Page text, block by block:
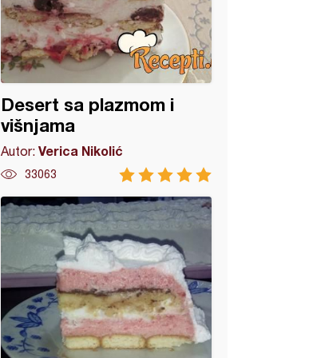
Desert sa plazmom i
višnjama
Autor:Verica Nikolić
33063